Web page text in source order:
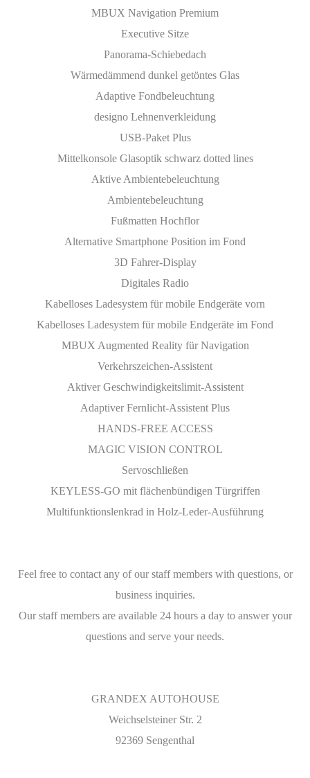
MBUX Navigation Premium
Executive Sitze
Panorama-Schiebedach
Wärmedämmend dunkel getöntes Glas
Adaptive Fondbeleuchtung
designo Lehnenverkleidung
USB-Paket Plus
Mittelkonsole Glasoptik schwarz dotted lines
Aktive Ambientebeleuchtung
Ambientebeleuchtung
Fußmatten Hochflor
Alternative Smartphone Position im Fond
3D Fahrer-Display
Digitales Radio
Kabelloses Ladesystem für mobile Endgeräte vorn
Kabelloses Ladesystem für mobile Endgeräte im Fond
MBUX Augmented Reality für Navigation
Verkehrszeichen-Assistent
Aktiver Geschwindigkeitslimit-Assistent
Adaptiver Fernlicht-Assistent Plus
HANDS-FREE ACCESS
MAGIC VISION CONTROL
Servoschließen
KEYLESS-GO mit flächenbündigen Türgriffen
Multifunktionslenkrad in Holz-Leder-Ausführung
Feel free to contact any of our staff members with questions, or
business inquiries.
Our staff members are available 24 hours a day to answer your
questions and serve your needs.
GRANDEX AUTOHOUSE
Weichselsteiner Str. 2
92369 Sengenthal